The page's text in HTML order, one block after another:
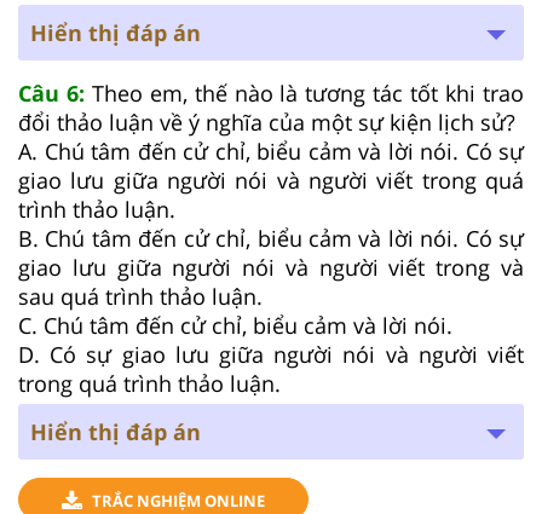
Hiển thị đáp án
Câu 6: Theo em, thế nào là tương tác tốt khi trao
đổi thảo luận về ý nghĩa của một sự kiện lịch sử?
A. Chú tâm đến cử chỉ, biểu cảm và lời nói. Có sự
giao lưu giữa người nói và người viết trong quá
trình thảo luận.
B. Chú tâm đến cử chỉ, biểu cảm và lời nói. Có sự
giao lưu giữa người nói và người viết trong và
sau quá trình thảo luận.
C. Chú tâm đến cử chỉ, biểu cảm và lời nói.
D. Có sự giao lưu giữa người nói và người viết
trong quá trình thảo luận.
Hiển thị đáp án
TRẮC NGHIỆM ONLINE